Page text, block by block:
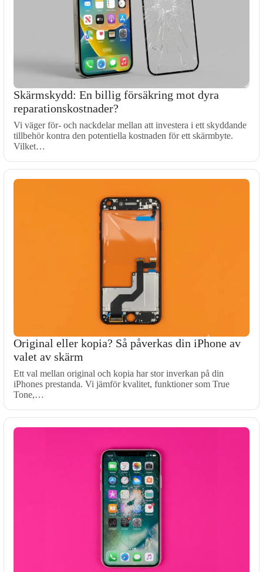
Skärmskydd: En billig försäkring mot dyra
reparationskostnader?
Vi väger för- och nackdelar mellan att investera i ett skyddande
tillbehör kontra den potentiella kostnaden för ett skärmbyte.
Vilket…
Original eller kopia? Så påverkas din iPhone av
valet av skärm
Ett val mellan original och kopia har stor inverkan på din
iPhones prestanda. Vi jämför kvalitet, funktioner som True
Tone,…